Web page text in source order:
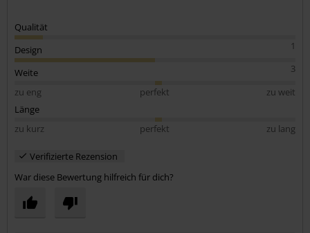
Qualität
1
Design
3
Weite
zu eng
perfekt
zu weit
Länge
zu kurz
perfekt zu lang
Verifizierte Rezension
War diese Bewertung hilfreich für dich?